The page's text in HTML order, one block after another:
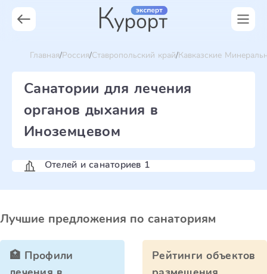
Главная Россия Ставропольский край Кавказские
Санатории для лечения
органов дыхания в
Иноземцевом
Отелей и санаториев 1
Лучшие предложения по санаториям
🏥 Профили
Рейтинги объектов